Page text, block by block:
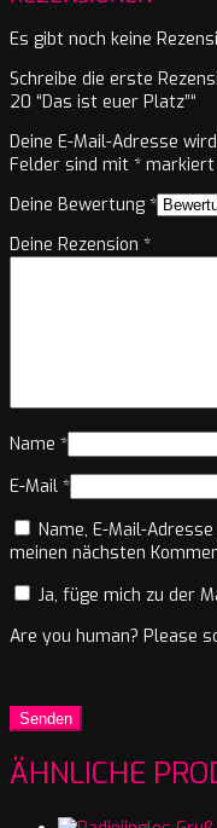
Es gibt noch keine
Schreibe die erste
20 “Das ist euer Platz”“
Deine E-Mail-Adresse
Felder sind mit * markiert
Deine Bewertung *
Deine Rezension *
Name *
E-Mail *
Name, E-Mail-
meinen nächsten
Ja, füge mich zu der
Are you human? Please
ÄHNLICHE